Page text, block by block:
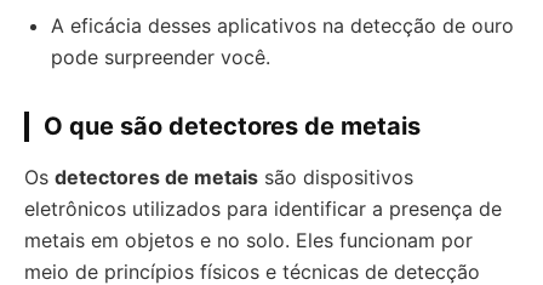
A eficácia desses aplicativos na detecção de ouro
pode surpreender você.
O que são detectores de metais
Os detectores de metais são dispositivos
eletrônicos utilizados para identificar a presença de
metais em objetos e no solo. Eles funcionam por
meio de princípios físicos e técnicas de detecção